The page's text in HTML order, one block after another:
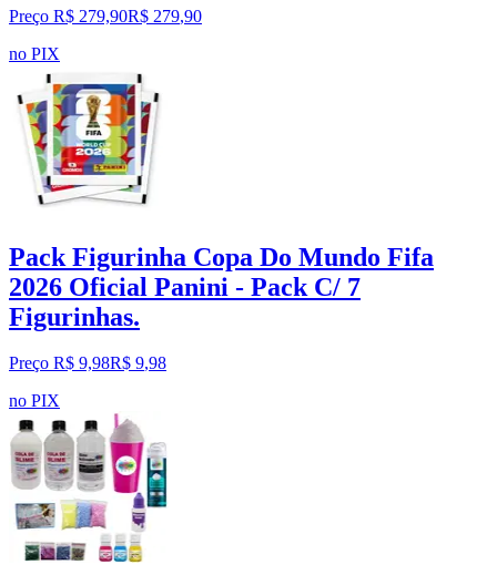
Preço R$ 279,90R$ 279,90
no PIX
Pack Figurinha Copa Do Mundo Fifa
2026 Oficial Panini - Pack C/ 7
Figurinhas.
Preço R$ 9,98R$ 9,98
no PIX